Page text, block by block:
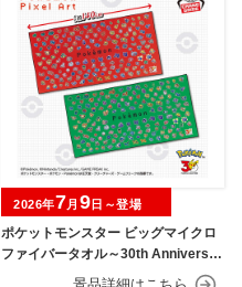
ポケットモンスター ビッグマイクロ
ファイバータオル～30th Anniversar
2026年7月 9 日～登場